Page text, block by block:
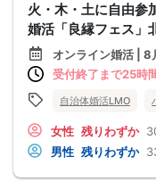
火・木・土に自由参
婚活「良縁フェス」
オンライン婚活 |
受付終了まで25時
自治体婚活LMO
女性 残りわずか
男性 残りわずか